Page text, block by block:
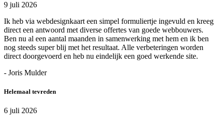
9 juli 2026
Ik heb via webdesignkaart een simpel formuliertje ingevuld en kreeg
direct een antwoord met diverse offertes van goede webbouwers.
Ben nu al een aantal maanden in samenwerking met hem en ik ben
nog steeds super blij met het resultaat. Alle verbeteringen worden
direct doorgevoerd en heb nu eindelijk een goed werkende site.
- Joris Mulder
Helemaal tevreden
6 juli 2026